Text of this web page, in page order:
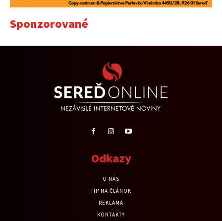
Sponzorované
Odkazy
O NÁS
TIP NA ČLÁNOK
REKLAMA
KONTAKTY